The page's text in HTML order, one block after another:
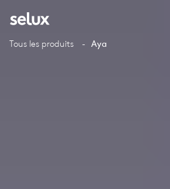
Tous les produits Aya